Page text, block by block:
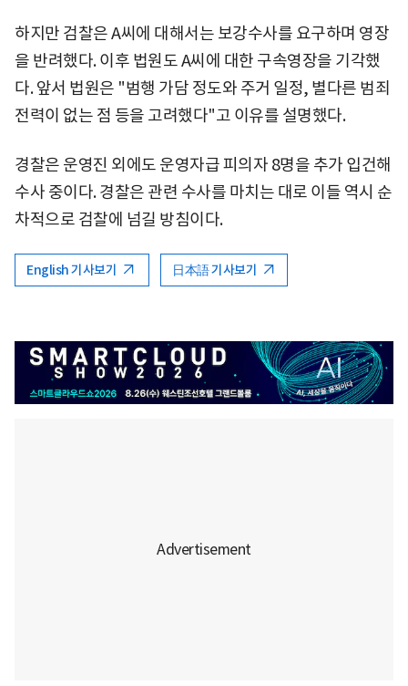
하지만 검찰은 A씨에 대해서는 보강수사를 요구하며 영장
을 반려했다. 이후 법원도 A씨에 대한 구속영장을 기각했
다. 앞서 법원은 "범행 가담 정도와 주거 일정, 별다른 범죄
전력이 없는 점 등을 고려했다"고 이유를 설명했다.
경찰은 운영진 외에도 운영자급 피의자 8명을 추가 입건해
수사 중이다. 경찰은 관련 수사를 마치는 대로 이들 역시 순
차적으로 검찰에 넘길 방침이다.
English 기사보기 日本語 기사보기